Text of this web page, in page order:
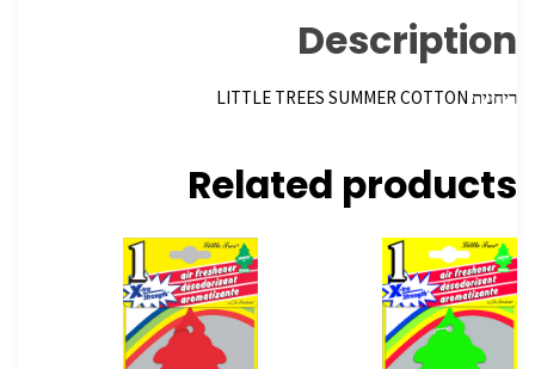
Description
ריחנית LITTLE TREES SUMMER COTTON
Related products